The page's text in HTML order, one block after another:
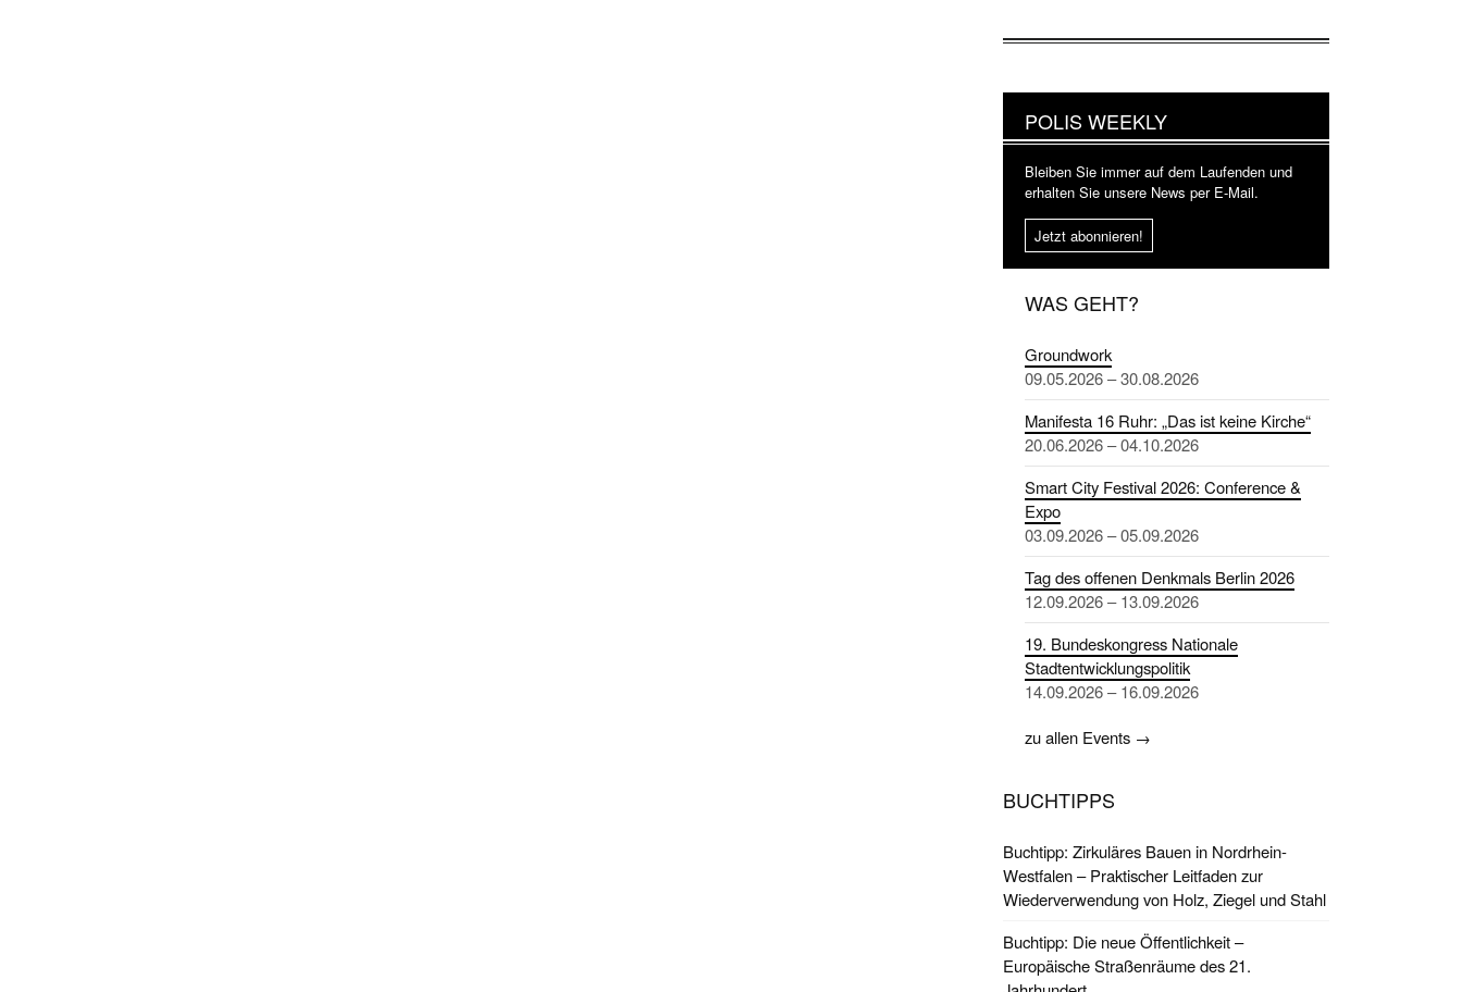
POLIS WEEKLY
Bleiben Sie immer auf dem Laufenden und
erhalten Sie unsere News per E-Mail.
Jetzt abonnieren!
WAS GEHT?
Groundwork
09.05.2026 – 30.08.2026
Manifesta 16 Ruhr: „Das ist keine Kirche“
20.06.2026 – 04.10.2026
Smart City Festival 2026: Conference &
Expo
03.09.2026 – 05.09.2026
Tag des offenen Denkmals Berlin 2026
12.09.2026 – 13.09.2026
19. Bundeskongress Nationale
Stadtentwicklungspolitik
14.09.2026 – 16.09.2026
zu allen Events →
BUCHTIPPS
Buchtipp: Zirkuläres Bauen in Nordrhein-
Westfalen – Praktischer Leitfaden zur
Wiederverwendung von Holz, Ziegel und Stahl
Buchtipp: Die neue Öffentlichkeit –
Europäische Straßenräume des 21.